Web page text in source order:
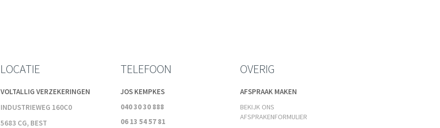
LOCATIE
VOLTALLIG VERZEKERINGEN
INDUSTRIEWEG 160C0
5683 CG, BEST
TELEFOON
JOS KEMPKES
040 30 30 888
06 13 54 57 81
OVERIG
AFSPRAAK MAKEN
BEKIJK ONS
AFSPRAKENFORMULIER